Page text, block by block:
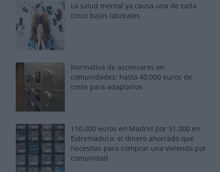
La salud mental ya causa una de cada
cinco bajas laborales
Normativa de ascensores en
comunidades: hasta 40.000 euros de
coste para adaptarlos
110.000 euros en Madrid por 31.000 en
Extremadura: el dinero ahorrado que
necesitas para comprar una vivienda por
comunidad